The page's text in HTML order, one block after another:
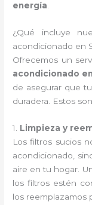
energía
¿Qué incluye
acondicionado en
Ofrecemos un
acondicionado
de asegurar que
duradera. Estos
1. Limpieza y
Los filtros sucios
acondicionado,
aire en tu hogar.
los filtros estén
los reemplazamos